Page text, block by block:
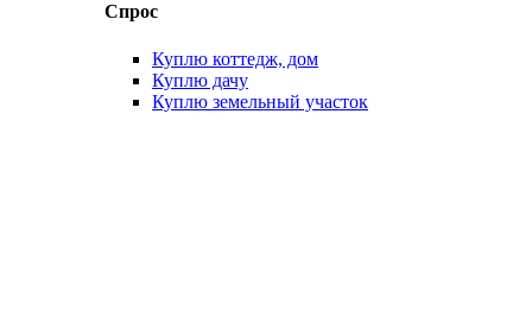
Спрос
Куплю коттедж, дом
Куплю дачу
Куплю земельный участок